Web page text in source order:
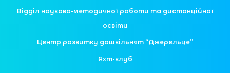
Відділ науково-методичної роботи та дистанційної
освіти
Центр розвитку дошкільнят “Джерельце”
Яхт-клуб